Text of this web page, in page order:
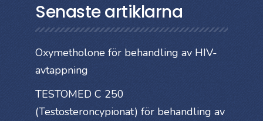
Senaste artiklarna
Oxymetholone för behandling av HIV-
avtappning
TESTOMED C 250
(Testosteroncypionat) för behandling av